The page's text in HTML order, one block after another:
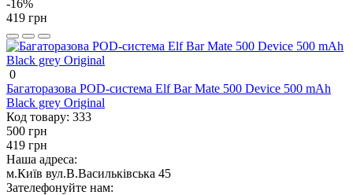
-16%
419 грн
0
Багаторазова POD-система Elf Bar Mate 500 Device 500 mAh
Black grey Original
Код товару: 333
500 грн
419 грн
Наша адреса:
м.Київ вул.В.Васильківська 45
Зателефонуйте нам: